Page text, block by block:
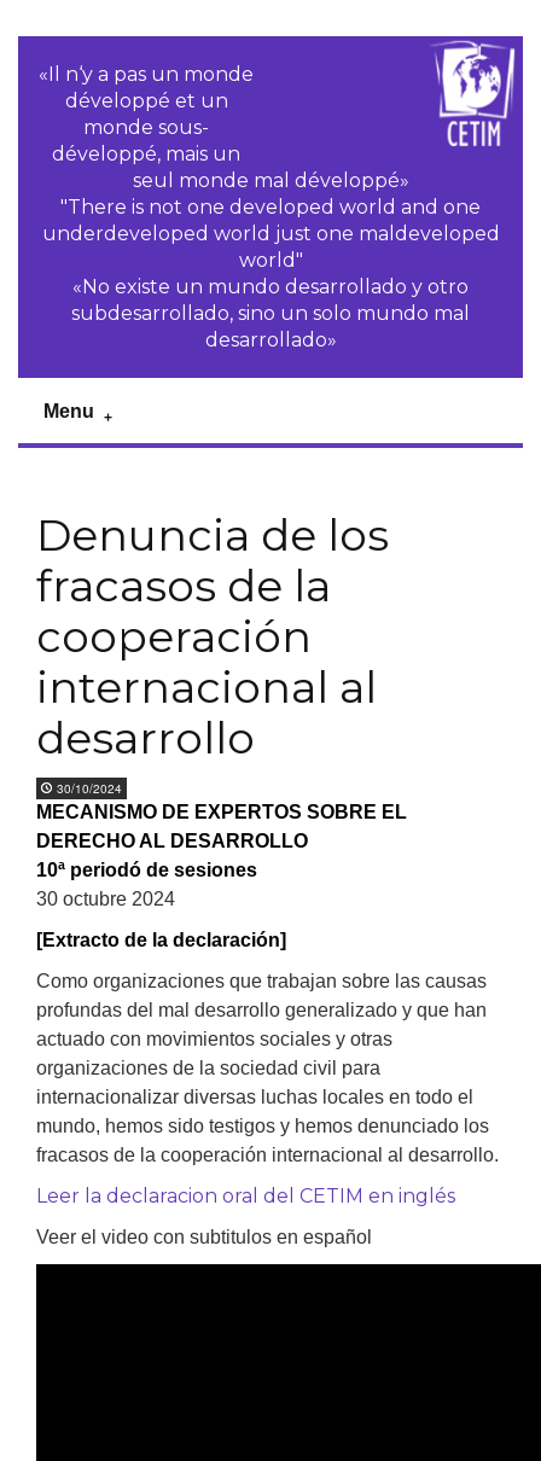
«Il n‘y a pas un monde
développé et un
monde sous-
développé, mais un
seul monde mal développé»
"There is not one developed world and one
underdeveloped world just one maldeveloped
world"
«No existe un mundo desarrollado y otro
subdesarrollado, sino un solo mundo mal
desarrollado»
Menu
Denuncia de los
fracasos de la
cooperación
internacional al
desarrollo
30/10/2024
MECANISMO DE EXPERTOS SOBRE EL
DERECHO AL DESARROLLO
10ª periodó de sesiones
30 octubre 2024
[Extracto de la declaración]
Como organizaciones que trabajan sobre las causas
profundas del mal desarrollo generalizado y que han
actuado con movimientos sociales y otras
organizaciones de la sociedad civil para
internacionalizar diversas luchas locales en todo el
mundo, hemos sido testigos y hemos denunciado los
fracasos de la cooperación internacional al desarrollo.
Leer la declaracion oral del CETIM en inglés
Veer el video con subtitulos en español